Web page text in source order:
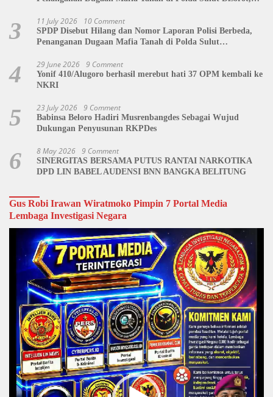
3 11 July 2026 10 Comment
SPDP Disebut Hilang dan Nomor Laporan Polisi Berbeda,
Penanganan Dugaan Mafia Tanah di Polda Sulut
4 29 June 2026 9 Comment
Yonif 410/Alugoro berhasil merebut hati 37 OPM kembali ke
NKRI
5 23 July 2026 9 Comment
Babinsa Beloro Hadiri Musrenbangdes Sebagai Wujud
Dukungan Penyusunan RKPDes
6 8 May 2026 9 Comment
SINERGITAS BERSAMA PUTUS RANTAI NARKOTIKA
DPD LIN BABEL AUDENSI BNN BANGKA BELITUNG
Gus Robi Irawan Wiratmoko Pimpin 7 Portal Media
Lembaga Investigasi Negara
Video
Player